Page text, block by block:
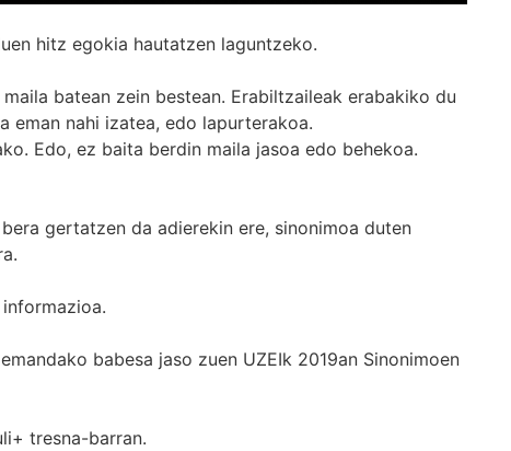
hitz egokia hautatzen laguntzeko.
batean zein bestean. Erabiltzaileak erabakiko du
eman nahi izatea, edo lapurterakoa.
Edo, ez baita berdin maila jasoa edo behekoa.
gertatzen da adierekin ere, sinonimoa duten
babesa jaso zuen UZEIk 2019an Sinonimoen
tresna-barran.